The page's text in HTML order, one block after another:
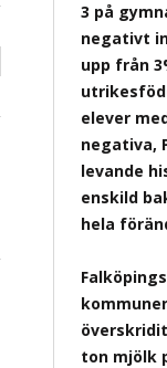
3 på
negativt
upp från
elever
negativa,
levande
enskild
hela
ton mjölk